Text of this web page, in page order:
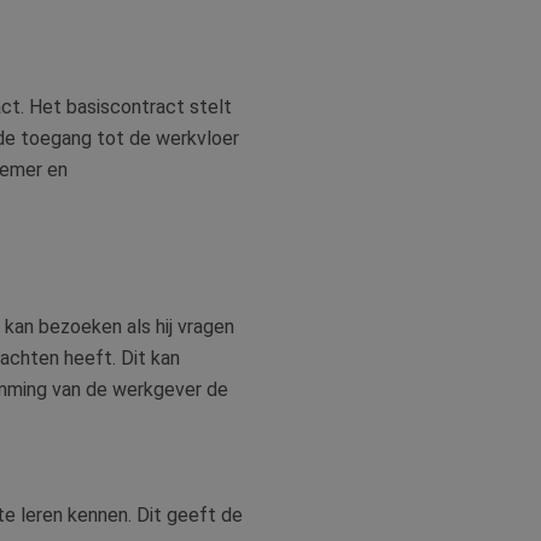
Het basiscontract stelt
toegang tot de werkvloer
en
bezoeken als hij vragen
heeft. Dit kan
van de werkgever de
leren kennen. Dit geeft de
doeleinden.
en
en
een unieke
microsoft-scripts.
veel
worden
te leveren,
om het gebruik
om het gebruik